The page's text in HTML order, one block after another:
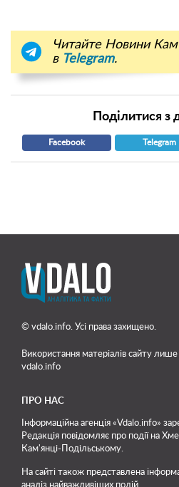
Читайте Новини
в Telegram.
Поділитися з
Facebook Telegram
© vdalo.info. Усі права захищено.
Використання матеріалів сайту лише
vdalo.info
ПРО НАС
Інформаційна агенція «Vdalo.info»
Редакція повідомляє про події на
Кам'янці-Подільському.
На сайті також представлена
аналіз найважливіших подій.